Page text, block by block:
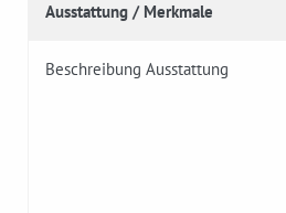
Ausstattung / Merkmale
Beschreibung Ausstattung